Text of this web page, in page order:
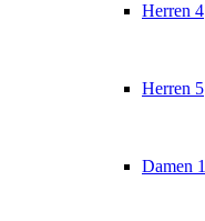
Herren 4
Herren 5
Damen 1